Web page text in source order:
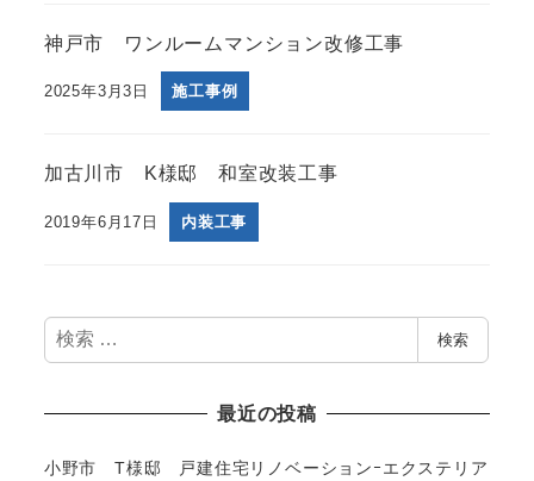
神戸市 ワンルームマンション改修工事
2025年3月3日 施工事例
加古川市 K様邸 和室改装工事
2019年6月17日 内装工事
検
索
検索
最近の投稿
小野市 T様邸 戸建住宅リノベーションｰエクステリア